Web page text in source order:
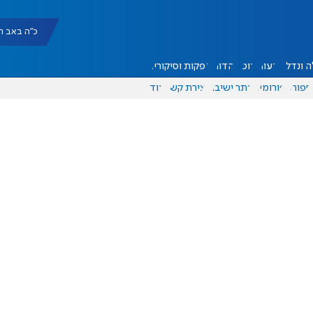
כ"ה באב תשפ"ו
ונדל"ן דעות אוכל יהדות הפקות וסיקורים
ספורט פורומים אתר ישיבה יצירת קשר עוד